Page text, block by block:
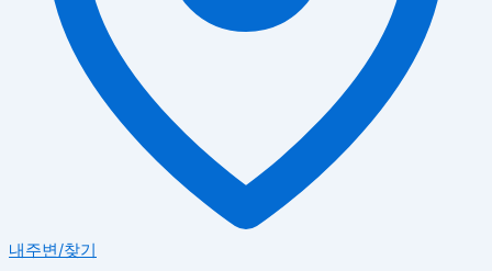
내주변/찾기